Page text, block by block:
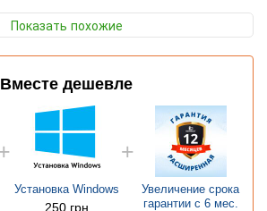
Показать похожие
Вместе дешевле
Установка Windows
250 грн
Увеличение срока
гарантии с 6 мес.